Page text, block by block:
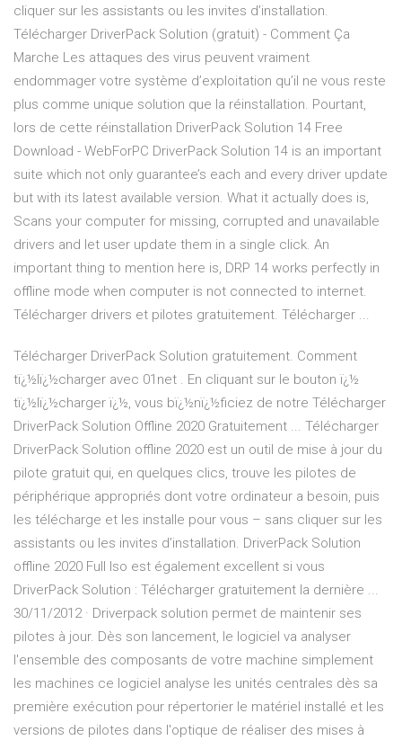
cliquer sur les assistants ou les invites d’installation.
Télécharger DriverPack Solution (gratuit) - Comment Ça
Marche Les attaques des virus peuvent vraiment
endommager votre système d’exploitation qu’il ne vous reste
plus comme unique solution que la réinstallation. Pourtant,
lors de cette réinstallation DriverPack Solution 14 Free
Download - WebForPC DriverPack Solution 14 is an important
suite which not only guarantee’s each and every driver update
but with its latest available version. What it actually does is,
Scans your computer for missing, corrupted and unavailable
drivers and let user update them in a single click. An
important thing to mention here is, DRP 14 works perfectly in
offline mode when computer is not connected to internet.
Télécharger drivers et pilotes gratuitement. Télécharger ...
Télécharger DriverPack Solution gratuitement. Comment
tï¿½lï¿½charger avec 01net . En cliquant sur le bouton ï¿½
tï¿½lï¿½charger ï¿½, vous bï¿½nï¿½ficiez de notre Télécharger
DriverPack Solution Offline 2020 Gratuitement ... Télécharger
DriverPack Solution offline 2020 est un outil de mise à jour du
pilote gratuit qui, en quelques clics, trouve les pilotes de
périphérique appropriés dont votre ordinateur a besoin, puis
les télécharge et les installe pour vous – sans cliquer sur les
assistants ou les invites d’installation. DriverPack Solution
offline 2020 Full Iso est également excellent si vous
DriverPack Solution : Télécharger gratuitement la dernière ...
30/11/2012 · Driverpack solution permet de maintenir ses
pilotes à jour. Dès son lancement, le logiciel va analyser
l'ensemble des composants de votre machine simplement
les machines ce logiciel analyse les unités centrales dès sa
première exécution pour répertorier le matériel installé et les
versions de pilotes dans l'optique de réaliser des mises à